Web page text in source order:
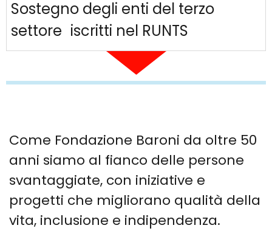
Sostegno degli enti del terzo
settore iscritti nel RUNTS
Come Fondazione Baroni da oltre 50
anni siamo al fianco delle persone
svantaggiate, con iniziative e
progetti che migliorano qualità della
vita, inclusione e indipendenza.